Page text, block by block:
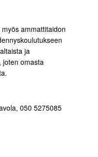
ammattitaidon
ja
joten omasta
050 5275085